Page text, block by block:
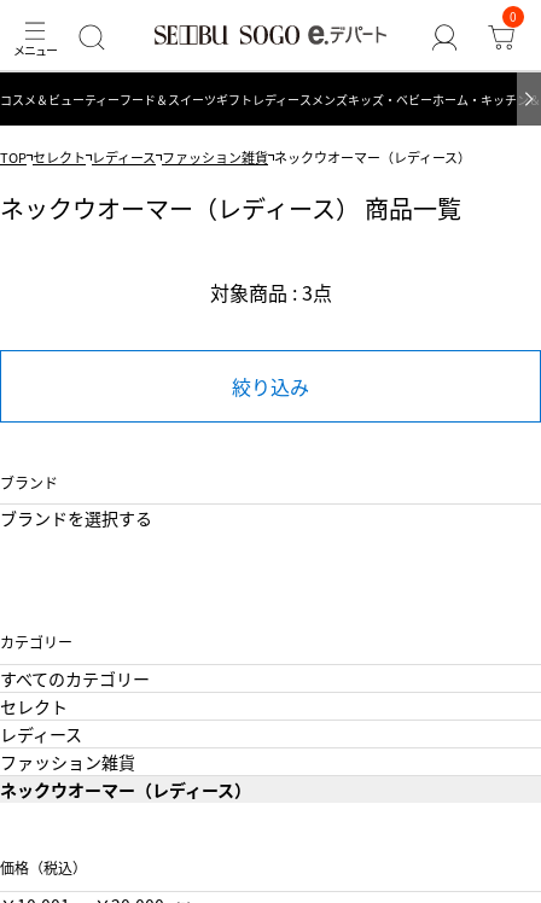
0
コスメ＆ビューティーフード＆スイーツギフト レディース メンズキッズ・ベビーホーム・キッチン
TOP セレクト レディース ファッション雑貨 ネックウオーマー（レディース）
ネックウオーマー（レディース） 商品一覧
対象商品 : 3点
絞り込み
ブランド
ブランドを選択する
カテゴリー
すべてのカテゴリー
セレクト
レディース
ファッション雑貨
ネックウオーマー（レディース）
価格（税込）